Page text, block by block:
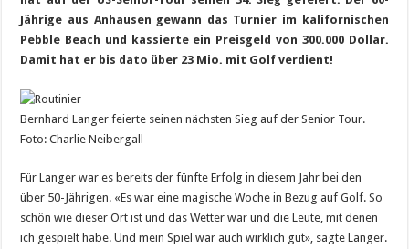
Jährige aus Anhausen gewann das Turnier im kalifornischen
Pebble Beach und kassierte ein Preisgeld von 300.000 Dollar.
Damit hat er bis dato über 23 Mio. mit Golf verdient!
Bernhard Langer feierte seinen nächsten Sieg auf der Senior Tour.
Foto: Charlie Neibergall
Für Langer war es bereits der fünfte Erfolg in diesem Jahr bei den
über 50-Jährigen. «Es war eine magische Woche in Bezug auf Golf. So
schön wie dieser Ort ist und das Wetter war und die Leute, mit denen
ich gespielt habe. Und mein Spiel war auch wirklich gut», sagte Langer.